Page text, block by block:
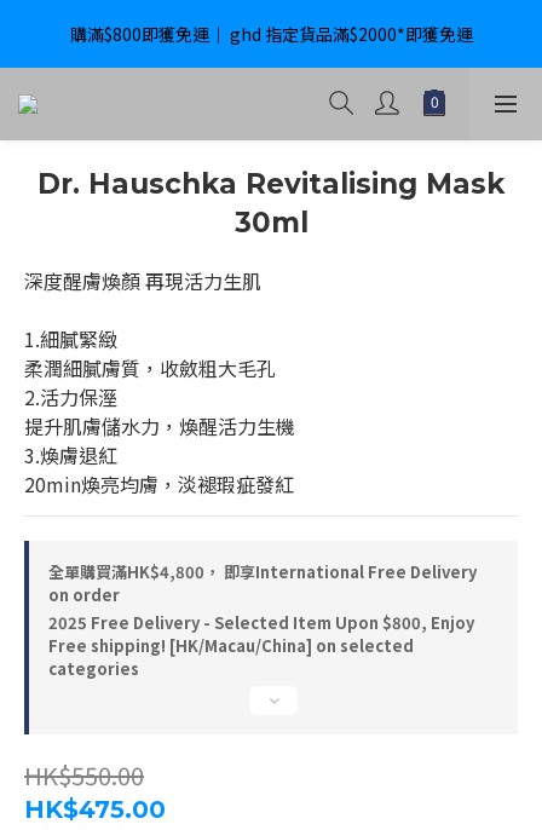
購滿$800即獲免運｜ ghd 指定貨品滿$2000*即獲免運
購滿$800即獲免運｜ ghd 指定貨品滿$2000*即獲免運
International Delivery Available ｜ Shop above HK$4800 Free
購滿$800即獲免運｜ ghd 指定貨品滿$2000*即獲免運
Dr. Hauschka Revitalising Mask
30ml
深度醒膚煥顏 再現活力生肌
1.細膩緊緻
柔潤細膩膚質，收斂粗大毛孔
2.活力保溼
提升肌膚儲水力，煥醒活力生機
3.煥膚退紅
20min煥亮均膚，淡褪瑕疵發紅
全單購買滿HK$4,800， 即享International Free Delivery
on order
2025 Free Delivery - Selected Item Upon $800, Enjoy
Free shipping! [HK/Macau/China] on selected
categories
HK$550.00
HK$475.00